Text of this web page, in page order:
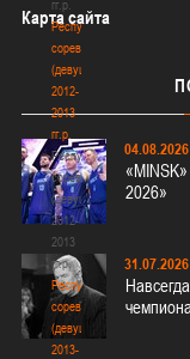
гг.р.
Республиканские
соревнования
(девушки)
2012-
2013
гг.р.
Республиканские
соревнования
(девушки)
2012-
2013
гг.р.
Республиканские
соревнования
(девушки)
2013-
Карта сайта
04.08.2026
2026»
31.07.2026